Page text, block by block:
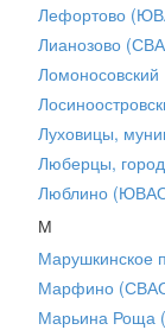
Лефортово
Лианозово
Луховицы,
Люберцы,
Люблино
М
Марушкинское
Марфино
Марьина Роща